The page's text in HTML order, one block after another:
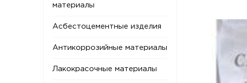
материалы
Асбестоцементные изделия
Антикоррозийные материалы
Лакокрасочные материалы